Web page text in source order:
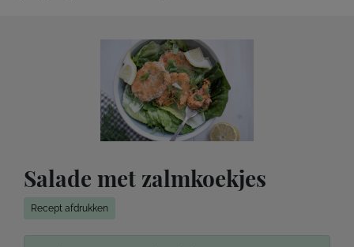
Salade met zalmkoekjes
Recept afdrukken